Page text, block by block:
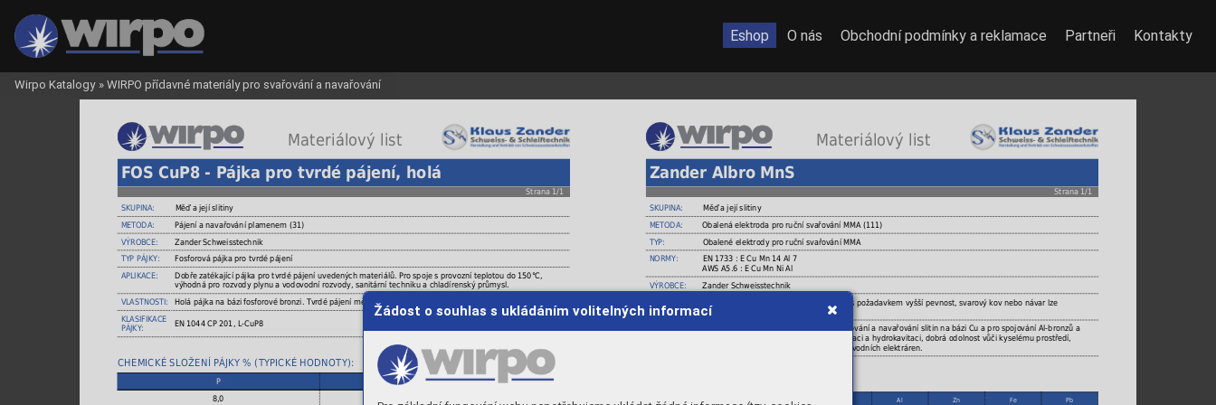
Žádost o souhlas s ukládáním volitelných informací
Materiálový list
FOS CuP8 - Pájka pro tvrdé pájení, holá
Strana 1/1
SKUPINA:
Měď a její slitiny
METODA:
Pájení a navařování plamenem (31)
VÝROBCE: Zander Schweisstechnik
TYP PÁJKY:
Fosforová pájka pro tvrdé pájení
APLIKACE:
Dobře zatékající pájka pro tvrdé pájení uvedených materiálů. Pro spoje s provozní teplotou do 150°C,
výhodná pro rozvody plynu a vodovodní rozvody, sanitární techniku a chladírenský průmysl.
VLASTNOSTI:
Holá pájka na bázi fosforové bronzi. Tvrdé pájení mědi bez tavidla, mosazi a bronzů s tavidlem.
KLASIFIKACE
PÁJKY:
EN 1044 CP 201, L-CuP8
CHEMICKÉ SLOŽENÍ PÁJKY % (TYPICKÉ HODNOTY):
P
Cu
8,0
Materiálový list
Zander Albro MnS
Strana 1/1
SKUPINA: Měď a její slitiny
METODA: Obalená elektroda pro ruční svařování MMA (111)
TYP: Obalené elektrody pro ruční svařování MMA
NORMY:
EN 1733 : E Cu Mn 14 Al 7
AWS A5.6 : E Cu Mn Ni Al
VÝROBCE:
Zander Schweisstechnik
Materiály bez obsahu zinku, legované Al s požadavkem vyšší pevnost, svarový kov nebo návar lze
mechanicky zpevnit.
Elektroda se speciálním obalem pro svařování a navařování slitin na bázi Cu a pro spojování Al-bronzů a
slitin legovaných Mn, návary odolné kavitaci a hydrokavitaci, dobrá odolnost vůči kyselému prostředí,
návary kluzných ploch, pracovních ploch vodních elektráren.
Al Zn Fe Pb
Eshop O nás Obchodní podmínky a reklamace Partneři Kontakty
Wirpo Katalogy » WIRPO přídavné materiály pro svařování a navařování